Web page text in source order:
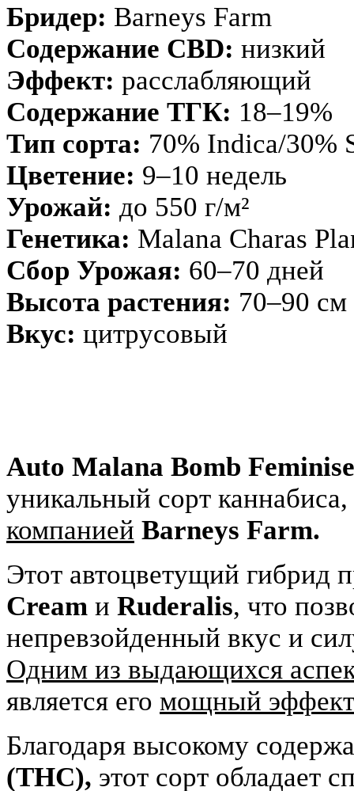
Бридер: Barneys Farm
Содержание CBD: низкий
Эффект: расслабляющий
Содержание ТГК: 18–19%
Тип сорта: 70% Indica/30%
Цветение: 9–10 недель
Урожай: до 550 г/м²
Генетика: Malana Charas
Сбор Урожая: 60–70 дней
Высота растения: 70–90 см
Вкус: цитрусовый
Auto Malana Bomb
уникальный сорт каннабиса,
компанией Barneys Farm.
Этот автоцветущий гибрид
Cream и Ruderalis, что
непревзойденный вкус и
Одним из выдающихся
является его мощный
Благодаря высокому
(THC), этот сорт обладает